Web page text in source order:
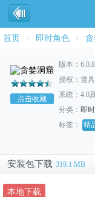
首页 > 即时角色 >
点击收藏
版本：6.0.8
授权：道
系统：4.0
分类： 即
标签：
精
安装包下载 319.1 MB
本地下载